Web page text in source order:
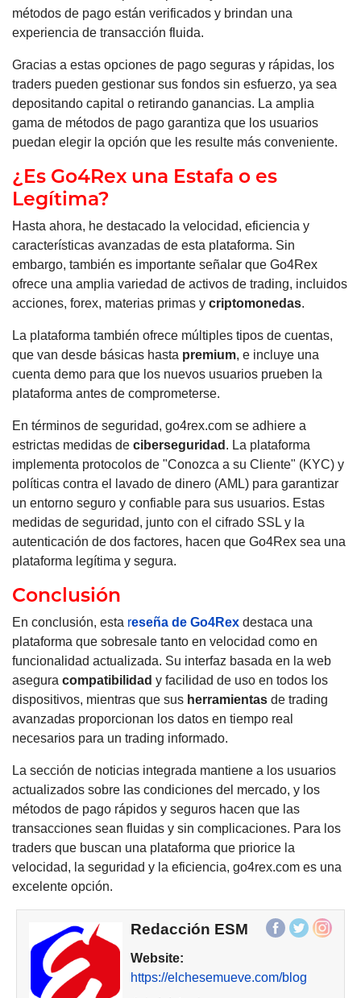
métodos de pago están verificados y brindan una
experiencia de transacción fluida.
Gracias a estas opciones de pago seguras y rápidas, los
traders pueden gestionar sus fondos sin esfuerzo, ya sea
depositando capital o retirando ganancias. La amplia
gama de métodos de pago garantiza que los usuarios
puedan elegir la opción que les resulte más conveniente.
¿Es Go4Rex una Estafa o es
Legítima?
Hasta ahora, he destacado la velocidad, eficiencia y
características avanzadas de esta plataforma. Sin
embargo, también es importante señalar que Go4Rex
ofrece una amplia variedad de activos de trading, incluidos
acciones, forex, materias primas y criptomonedas.
La plataforma también ofrece múltiples tipos de cuentas,
que van desde básicas hasta premium, e incluye una
cuenta demo para que los nuevos usuarios prueben la
plataforma antes de comprometerse.
En términos de seguridad, go4rex.com se adhiere a
estrictas medidas de ciberseguridad . La plataforma
implementa protocolos de "Conozca a su Cliente" (KYC) y
políticas contra el lavado de dinero (AML) para garantizar
un entorno seguro y confiable para sus usuarios. Estas
medidas de seguridad, junto con el cifrado SSL y la
autenticación de dos factores, hacen que Go4Rex sea una
plataforma legítima y segura.
Conclusión
En conclusión, esta reseña de Go4Rex destaca una
plataforma que sobresale tanto en velocidad como en
funcionalidad actualizada. Su interfaz basada en la web
asegura compatibilidad y facilidad de uso en todos los
dispositivos, mientras que sus herramientas de trading
avanzadas proporcionan los datos en tiempo real
necesarios para un trading informado.
La sección de noticias integrada mantiene a los usuarios
actualizados sobre las condiciones del mercado, y los
métodos de pago rápidos y seguros hacen que las
transacciones sean fluidas y sin complicaciones. Para los
traders que buscan una plataforma que priorice la
velocidad, la seguridad y la eficiencia, go4rex.com es una
excelente opción.
Redacción ESM
Website:
https://elchesemueve.com/blog